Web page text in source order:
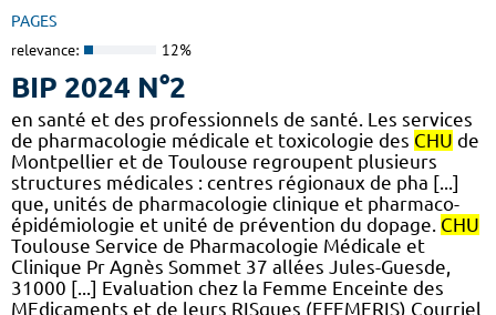
PAGES
relevance: 12%
BIP 2024 N°2
en santé et des professionnels de santé. Les services
de pharmacologie médicale et toxicologie des CHU de
Montpellier et de Toulouse regroupent plusieurs
structures médicales : centres régionaux de pha [...]
que, unités de pharmacologie clinique et pharmaco-
épidémiologie et unité de prévention du dopage. CHU
Toulouse Service de Pharmacologie Médicale et
Clinique Pr Agnès Sommet 37 allées Jules-Guesde,
31000 [...] Evaluation chez la Femme Enceinte des
MEdicaments et de leurs RISques (EFEMERIS) Courriel